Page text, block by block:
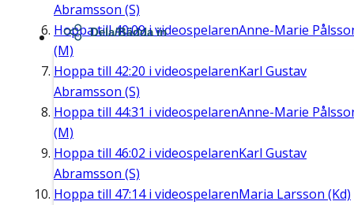
Abramsson (S)
Hoppa till40:09i videospelarenAnne-Marie
(M)
Hoppa till 42:20 i videospelarenKarl Gustav
Abramsson (S)
Hoppa till 44:31 i videospelarenAnne-Marie
(M)
Hoppa till 46:02 i videospelarenKarl Gustav
Abramsson (S)
Hoppa till 47:14i videospelarenMaria Larsson (Kd)
Dela/Bädda in